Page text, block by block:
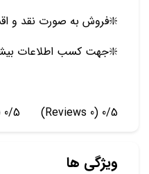
❇️فروش به صورت نقد و
❇️جهت کسب اطلاعات
0/5
(0 Reviews)
0/5
ویژگی ها